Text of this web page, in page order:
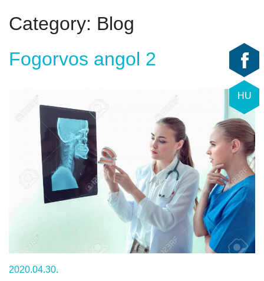
HU
Category: Blog
Fogorvos angol 2
2020.04.30.